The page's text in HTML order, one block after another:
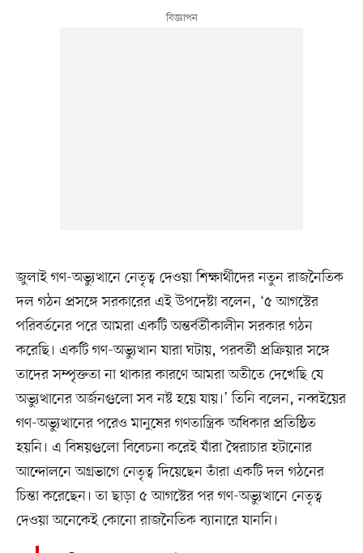
জুলাই গণ-অভ্যুত্থানে নেতৃত্ব দেওয়া শিক্ষার্থীদের নতুন রাজনৈতিক
দল গঠন প্রসঙ্গে সরকারের এই উপদেষ্টা বলেন, ‘৫ আগস্টের
পরিবর্তনের পরে আমরা একটি অন্তর্বর্তীকালীন সরকার গঠন
করেছি। একটি গণ-অভ্যুত্থান যারা ঘটায়, পরবর্তী প্রক্রিয়ার সঙ্গে
তাদের সম্পৃক্ততা না থাকার কারণে আমরা অতীতে দেখেছি যে
অভ্যুত্থানের অর্জনগুলো সব নষ্ট হয়ে যায়।’ তিনি বলেন, নব্বইয়ের
গণ-অভ্যুত্থানের পরেও মানুষের গণতান্ত্রিক অধিকার প্রতিষ্ঠিত
হয়নি। এ বিষয়গুলো বিবেচনা করেই যাঁরা স্বৈরাচার হটানোর
আন্দোলনে অগ্রভাগে নেতৃত্ব দিয়েছেন তাঁরা একটি দল গঠনের
চিন্তা করেছেন। তা ছাড়া ৫ আগস্টের পর গণ-অভ্যুত্থানে নেতৃত্ব
দেওয়া অনেকেই কোনো রাজনৈতিক ব্যানারে যাননি।